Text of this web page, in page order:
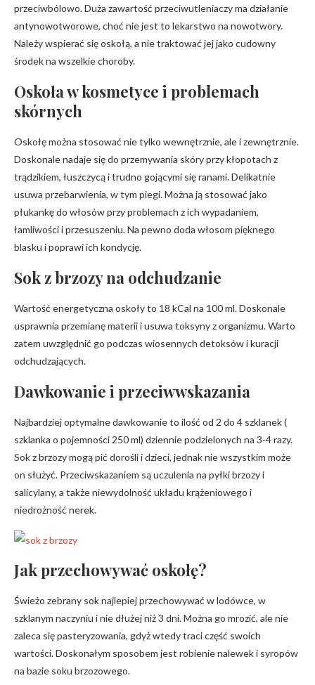
przeciwbólowo. Duża zawartość przeciwutleniaczy ma działanie
antynowotworowe, choć nie jest to lekarstwo na nowotwory.
Należy wspierać się oskołą, a nie traktować jej jako cudowny
środek na wszelkie choroby.
Oskoła w kosmetyce i problemach
skórnych
Oskołę można stosować nie tylko wewnętrznie, ale i zewnętrznie.
Doskonale nadaje się do przemywania skóry przy kłopotach z
trądzikiem, łuszczycą i trudno gojącymi się ranami. Delikatnie
usuwa przebarwienia, w tym piegi. Można ją stosować jako
płukankę do włosów przy problemach z ich wypadaniem,
łamliwości i przesuszeniu. Na pewno doda włosom pięknego
blasku i poprawi ich kondycję.
Sok z brzozy na odchudzanie
Wartość energetyczna oskoły to 18 kCal na 100 ml. Doskonale
usprawnia przemianę materii i usuwa toksyny z organizmu. Warto
zatem uwzględnić go podczas wiosennych detoksów i kuracji
odchudzających.
Dawkowanie i przeciwwskazania
Najbardziej optymalne dawkowanie to ilość od 2 do 4 szklanek (
szklanka o pojemności 250 ml) dziennie podzielonych na 3-4 razy.
Sok z brzozy mogą pić dorośli i dzieci, jednak nie wszystkim może
on służyć. Przeciwskazaniem są uczulenia na pyłki brzozy i
salicylany, a także niewydolność układu krążeniowego i
niedrożność nerek.
Jak przechowywać oskołę?
Świeżo zebrany sok najlepiej przechowywać w lodówce, w
szklanym naczyniu i nie dłużej niż 3 dni. Można go mrozić, ale nie
zaleca się pasteryzowania, gdyż wtedy traci część swoich
wartości. Doskonałym sposobem jest robienie nalewek i syropów
na bazie soku brzozowego.